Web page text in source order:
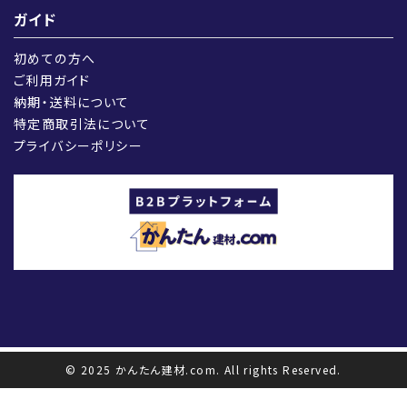
ガイド
初めての方へ
ご利用ガイド
納期・送料について
特定商取引法について
プライバシーポリシー
© 2025 かんたん建材.com. All rights Reserved.